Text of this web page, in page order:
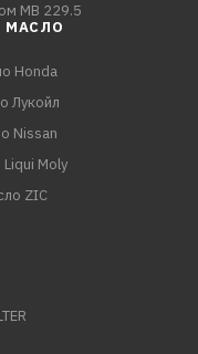
MB 229.5
МАСЛО
Honda
Лукойл
Nissan
Moly
ZIC